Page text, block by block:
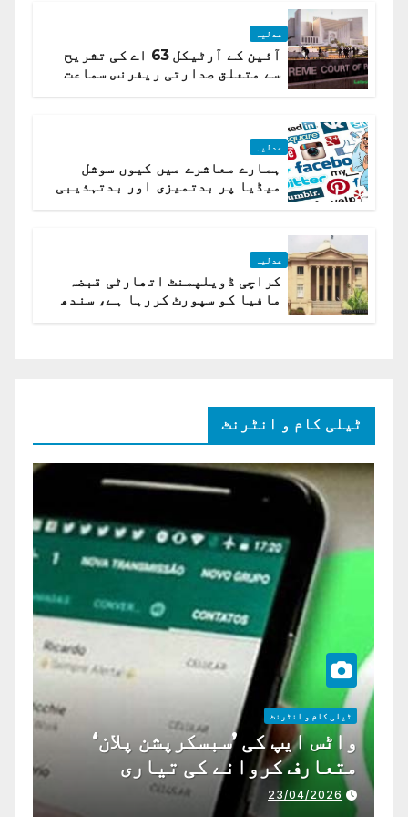
عدلیہ
آئین کے آرٹیکل 63 اے کی تشریح
سے متعلق صدارتی ریفرنس سماعت
عدلیہ
ہمارے معاشرے میں کیوں سوشل
میڈیا پر بدتمیزی اور بدتہذیبی
عدلیہ
کراچی ڈویلپمنٹ اتھارٹی قبضہ
مافیا کو سپورٹ کررہا ہے، سندھ
ٹیلی کام و انٹرنٹ
ٹیلی کام و انٹرنٹ
واٹس ایپ کی ’سبسکرپشن پلان‘
متعارف کروانے کی تیاری
23/04/2026